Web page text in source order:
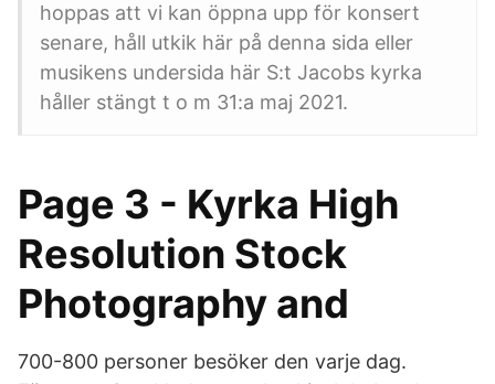
hoppas att vi kan öppna upp för konsert
senare, håll utkik här på denna sida eller
musikens undersida här S:t Jacobs kyrka
håller stängt t o m 31:a maj 2021.
Page 3 - Kyrka High
Resolution Stock
Photography and
700-800 personer besöker den varje dag.